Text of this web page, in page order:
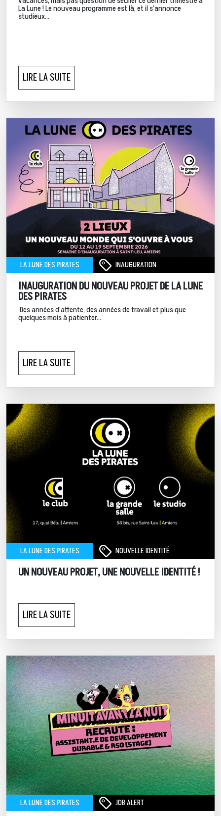
La Lune ! Le nouveau programme est là, et il s’annonce
studieux…
LIRE LA SUITE
LA LUNE DES PIRATES INAUGURATION
INAUGURATION DU NOUVEAU PROJET DE LA LUNE
DES PIRATES
Des années d’attente, des années de travail et plus que
quelques mois à patienter…
LIRE LA SUITE
LA LUNE DES PIRATES NOUVELLE IDENTITÉ
UN NOUVEAU PROJET, UNE NOUVELLE IDENTITÉ !
LIRE LA SUITE
LA LUNE DES PIRATES JOB ALERT